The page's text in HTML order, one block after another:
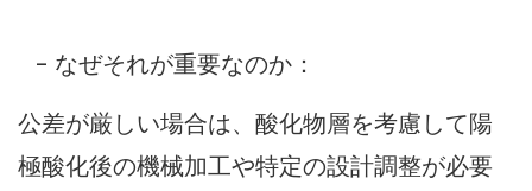
- なぜそれが重要なのか：
公差が厳しい場合は、酸化物層を考慮して陽
極酸化後の機械加工や特定の設計調整が必要